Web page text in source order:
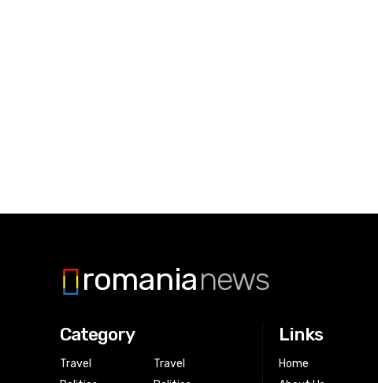
romanianews
Category
Travel
Travel
Links
Home